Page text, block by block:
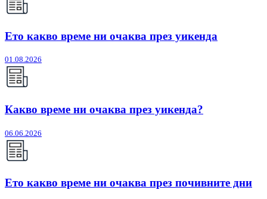
Ето какво време ни очаква през уикенда
01.08.2026
Какво време ни очаква през уикенда?
06.06.2026
Ето какво време ни очаква през почивните дни